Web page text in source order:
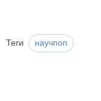
Теги научпоп